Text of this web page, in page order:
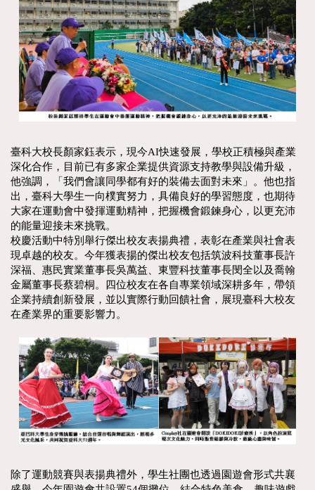
臺科大校長顏家鈺表示，現今AI快速發展，學校正積極與產業
深化合作，目前已有多家企業提供資源支持教學與設備升級，
他強調，「我們會讓同學都有好的裝備去面對未來」。他也指
出，臺科大學生一向樸實努力，具備良好的學習態度，也期待
大家在運動會中發揮運動精神，把握機會鍛鍊身心，以更充沛
的能量迎接未來挑戰。
校慶活動中特別舉行傑出校友表揚典禮，表彰在產業與社會表
現卓越的校友。今年獲表揚的傑出校友包括筑波科技董事長許
深福、惠民實業董事長吳萬益、東豐科技董事長閔全以及喬翰
金屬董事長蔡碧桐。四位校友在各自專業領域深耕多年，帶領
企業持續創新發展，並以實際行動回饋社會，展現臺科大校友
在產業界的重要影響力。
除了運動競賽與表揚典禮外，學生社團也透過園遊會形式共襄